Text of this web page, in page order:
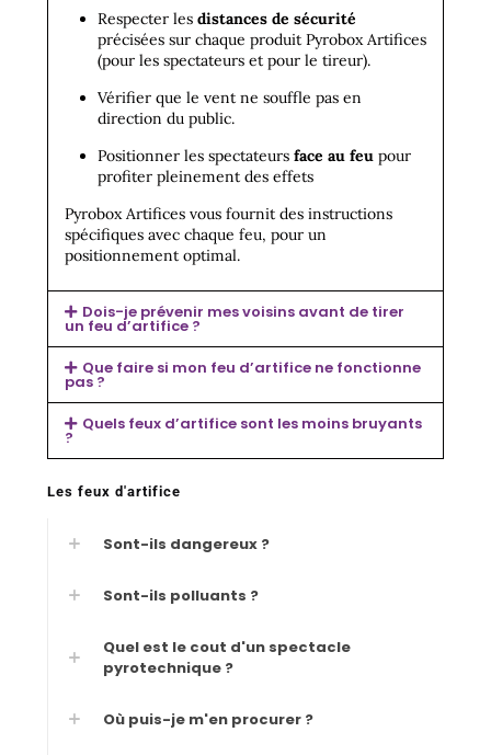
Respecter les distances de sécurité
précisées sur chaque produit Pyrobox Artifices
(pour les spectateurs et pour le tireur).
Vérifier que le vent ne souffle pas en
direction du public.
Positionner les spectateurs face au feu pour
profiter pleinement des effets
Pyrobox Artifices vous fournit des instructions
spécifiques avec chaque feu, pour un
positionnement optimal.
Dois-je prévenir mes voisins avant de tirer
un feu d’artifice ?
Que faire si mon feu d’artifice ne fonctionne
pas ?
Quels feux d’artifice sont les moins bruyants
?
Les feux d'artifice
Sont-ils dangereux ?
Sont-ils polluants ?
Quel est le cout d'un spectacle
pyrotechnique ?
Où puis-je m'en procurer ?